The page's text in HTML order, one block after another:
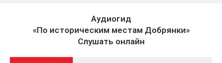
Аудиогид
«По историческим местам Добрянки»
Слушать онлайн